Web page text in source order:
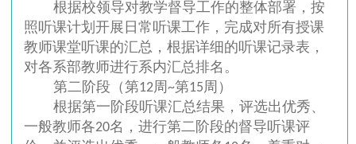
根据校领导对教学督导工作的整体部署，按
照听课计划开展日常听课工作，完成对所有授课
教师课堂听课的汇总，根据详细的听课记录表，
对各系部教师进行系内汇总排名。
第二阶段（第12周~第15周）
根据第一阶段听课汇总结果，评选出优秀、
一般教师各20名，进行第二阶段的督导听课评